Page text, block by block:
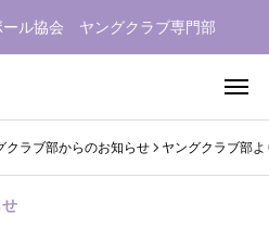
ール協会 ヤングクラブ専門部
クラブ部からのお知らせ ヤングクラブ部